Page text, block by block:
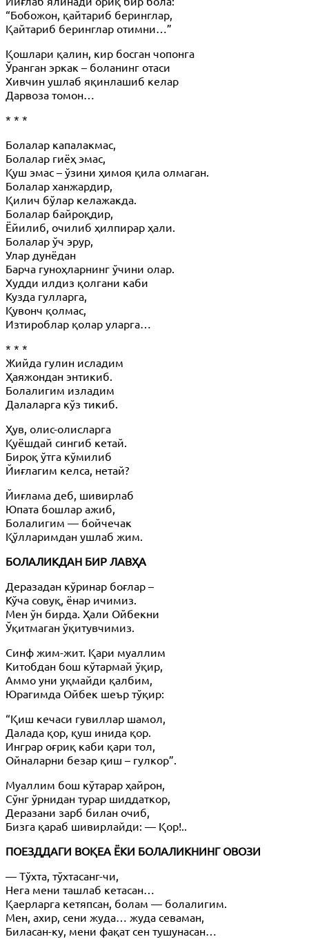
“Бобожон, қайтариб беринглар,
Қайтариб беринглар отимни…”
Қошлари қалин, кир босган чопонга
Ўранган эркак – боланинг отаси
Хивчин ушлаб яқинлашиб келар
Дарвоза томон…
* * *
Болалар капалакмас,
Болалар гиёҳ эмас,
Қуш эмас – ўзини ҳимоя қила олмаган.
Болалар ханжардир,
Қилич бўлар келажакда.
Болалар байроқдир,
Ёйилиб, очилиб ҳилпирар ҳали.
Болалар ўч эрур,
Улар дунёдан
Барча гуноҳларнинг ўчини олар.
Худди илдиз қолгани каби
Кузда гулларга,
Қувонч қолмас,
Изтироблар қолар уларга…
* * *
Жийда гулин исладим
Ҳаяжондан энтикиб.
Болалигим изладим
Далаларга кўз тикиб.
Ҳув, олис-олисларга
Қуёшдай сингиб кетай.
Бироқ ўтга кўмилиб
Йиғлагим келса, нетай?
Йиғлама деб, шивирлаб
Юпата бошлар ажиб,
Болалигим — бойчечак
Қўлларимдан ушлаб жим.
БОЛАЛИКДАН БИР ЛАВҲА
Деразадан кўринар боғлар –
Кўча совуқ, ёнар ичимиз.
Мен ўн бирда. Ҳали Ойбекни
Ўқитмаган ўқитувчимиз.
Синф жим-жит. Қари муаллим
Китобдан бош кўтармай ўқир,
Аммо уни уқмайди қалбим,
Юрагимда Ойбек шеър тўқир:
“Қиш кечаси гувиллар шамол,
Далада қор, қуш инида қор.
Инграр оғриқ каби қари тол,
Ойналарни безар қиш – гулкор”.
Муаллим бош кўтарар ҳайрон,
Сўнг ўрнидан турар шиддаткор,
Деразани зарб билан очиб,
Бизга қараб шивирлайди: — Қор!..
ПОЕЗДДАГИ ВОҚЕА ЁКИ БОЛАЛИКНИНГ ОВОЗИ
— Тўхта, тўхтасанг-чи,
Нега мени ташлаб кетасан…
Қаерларга кетяпсан, болам — болалигим.
Мен, ахир, сени жуда… жуда севаман,
Биласан-ку, мени фақат сен тушунасан…